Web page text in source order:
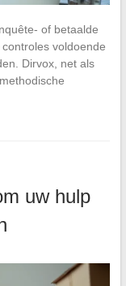
of betaalde
voldoende
Dirvox, net als
uw hulp